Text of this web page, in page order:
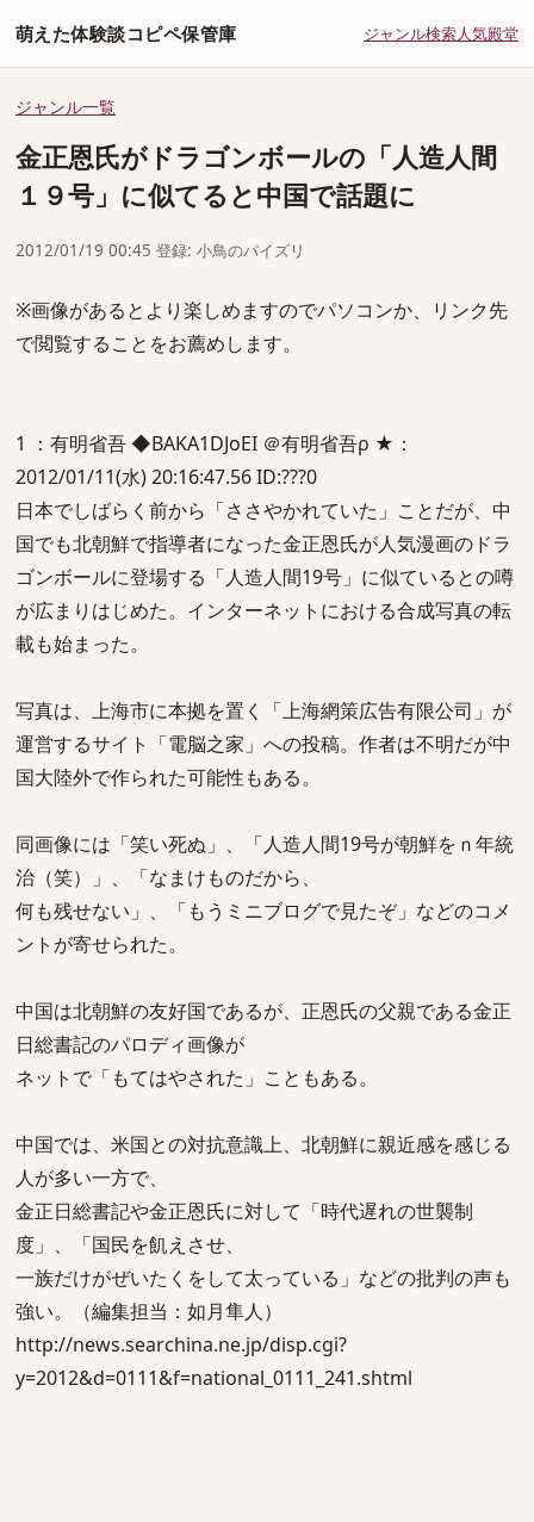
萌えた体験談コピペ保管庫 ジャンル検索人気殿堂
ジャンル一覧
金正恩氏がドラゴンボールの「人造人間
１９号」に似てると中国で話題に
2012/01/19 00:45 登録: 小鳥のパイズリ
※画像があるとより楽しめますのでパソコンか、リンク先
で閲覧することをお薦めします。
1 ：有明省吾 ◆BAKA1DJoEI ＠有明省吾ρ ★：
2012/01/11(水) 20:16:47.56 ID:???0
日本でしばらく前から「ささやかれていた」ことだが、中
国でも北朝鮮で指導者になった金正恩氏が人気漫画のドラ
ゴンボールに登場する「人造人間19号」に似ているとの噂
が広まりはじめた。インターネットにおける合成写真の転
載も始まった。
写真は、上海市に本拠を置く「上海網策広告有限公司」が
運営するサイト「電脳之家」への投稿。作者は不明だが中
国大陸外で作られた可能性もある。
同画像には「笑い死ぬ」、「人造人間19号が朝鮮をｎ年統
治（笑）」、「なまけものだから、
何も残せない」、「もうミニブログで見たぞ」などのコメ
ントが寄せられた。
中国は北朝鮮の友好国であるが、正恩氏の父親である金正
日総書記のパロディ画像が
ネットで「もてはやされた」こともある。
中国では、米国との対抗意識上、北朝鮮に親近感を感じる
人が多い一方で、
金正日総書記や金正恩氏に対して「時代遅れの世襲制
度」、「国民を飢えさせ、
一族だけがぜいたくをして太っている」などの批判の声も
強い。（編集担当：如月隼人）
http://news.searchina.ne.jp/disp.cgi?
y=2012&d=0111&f=national_0111_241.shtml